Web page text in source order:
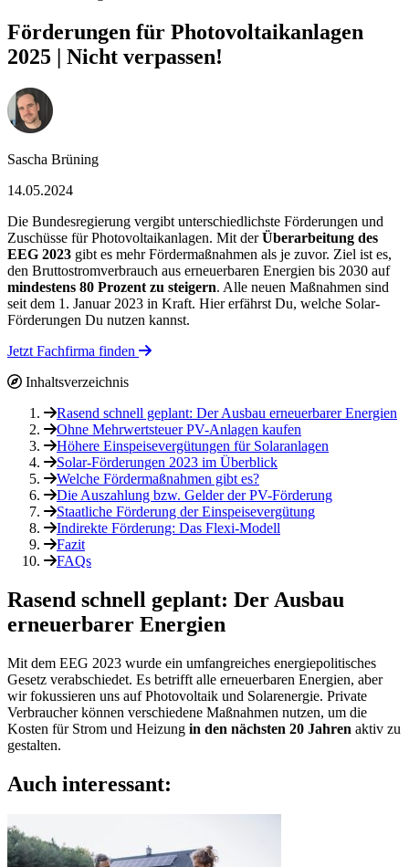
Förderungen für Photovoltaikanlagen
2025 | Nicht verpassen!
Sascha Brüning
14.05.2024
Die Bundesregierung vergibt unterschiedlichste Förderungen und
Zuschüsse für Photovoltaikanlagen. Mit derÜberarbeitung des
EEG 2023 gibt es mehr Fördermaßnahmen als je zuvor. Ziel ist es,
den Bruttostromverbrauch aus erneuerbaren Energien bis 2030 auf
mindestens 80 Prozent zu steigern. Alle neuen Maßnahmen sind
seit dem 1. Januar 2023 in Kraft. Hier erfährst Du, welche Solar-
Förderungen Du nutzen kannst.
Jetzt Fachfirma finden
Inhaltsverzeichnis
Rasend schnell geplant: Der Ausbau erneuerbarer Energien
Ohne Mehrwertsteuer PV-Anlagen kaufen
Höhere Einspeisevergütungen für Solaranlagen
Solar-Förderungen 2023 im Überblick
Welche Fördermaßnahmen gibt es?
Die Auszahlung bzw. Gelder der PV-Förderung
Staatliche Förderung der Einspeisevergütung
Indirekte Förderung: Das Flexi-Modell
Fazit
FAQs
Rasend schnell geplant: Der Ausbau
erneuerbarer Energien
Mit dem EEG 2023 wurde ein umfangreiches energiepolitisches
Gesetz verabschiedet. Es betrifft alle erneuerbaren Energien, aber
wir fokussieren uns auf Photovoltaik und Solarenergie. Private
Verbraucher können verschiedene Maßnahmen nutzen, um die
Kosten für Strom und Heizung in den nächsten 20 Jahren aktiv zu
gestalten.
Auch interessant: